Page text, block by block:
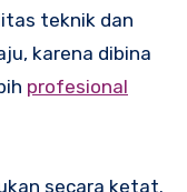
teknik dan
karena dibina
profesional
secara ketat.